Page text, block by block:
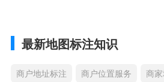
最新地图标注知识
商户地址标注 商户位置服务
商